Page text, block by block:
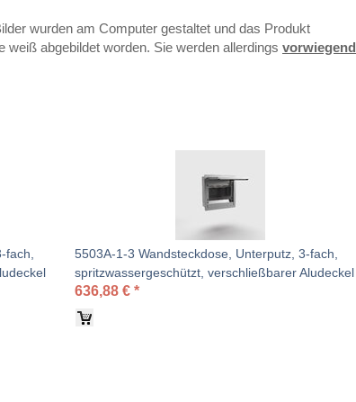
wurden am Computer gestaltet und das Produkt
weiß abgebildet worden. Sie werden allerdings vorwiegend
fach,
5503A-1-3 Wandsteckdose, Unterputz, 3-fach,
spritzwassergeschützt, verschließbarer Aludeckel
636,88 € *